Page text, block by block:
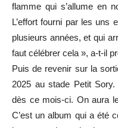
flamme qui s’allume en
L’effort fourni par les uns
plusieurs années, et qui
faut célébrer cela », a-t-il
Puis de revenir sur la
2025 au stade Petit
dès ce mois-ci. On aura
C’est un album qui a été